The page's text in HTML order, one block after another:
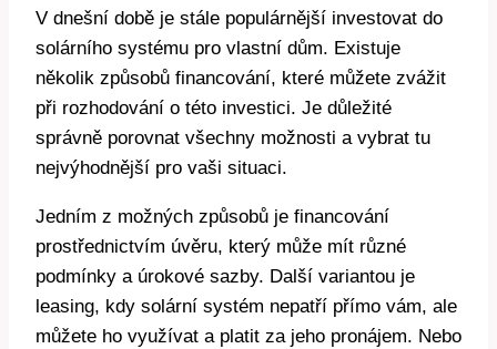
V dnešní době je stále populárnější investovat do
solárního systému pro vlastní dům. Existuje
několik způsobů financování, které můžete zvážit
při rozhodování o této investici. Je důležité
správně porovnat všechny možnosti a vybrat tu
nejvýhodnější pro vaši situaci.
Jedním z možných způsobů je financování
prostřednictvím úvěru, který může mít různé
podmínky a úrokové sazby. Další variantou je
leasing, kdy solární systém nepatří přímo vám, ale
můžete ho využívat a platit za jeho pronájem. Nebo